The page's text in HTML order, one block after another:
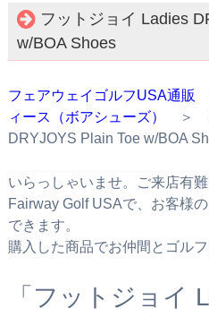
フットジョイ Ladies
w/BOA Shoes
フェアウェイゴルフUSA通販
ィース（ボアシューズ）
＞
DRYJOYS Plain Toe w/BOA
いらっしゃいませ。ご来店有難
Fairway Golf USAで、お客様
できます。
購入した商品でお仲間とゴル
「フットジョイ